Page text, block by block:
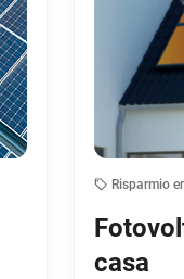
Risparmio
casa